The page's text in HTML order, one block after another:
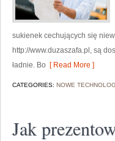
sukienek cechujących się
http://www.duzaszafa.pl, są
ładnie. Bo [ Read More ]
CATEGORIES: NOWE
Jak